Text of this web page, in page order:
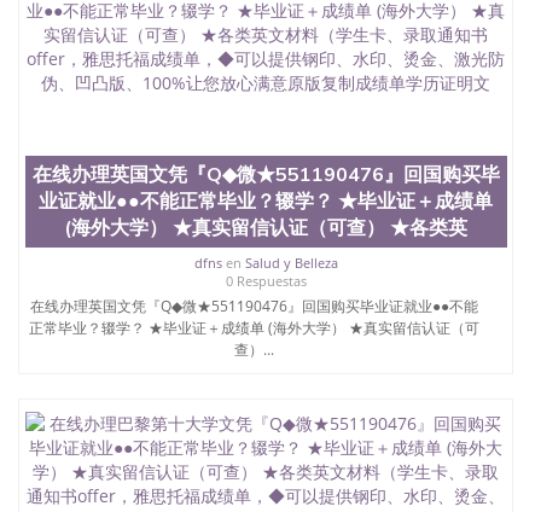
年，简称SJSU，是加州历史悠久的大学之一，也是美
西地区的公立大学之一。位于圣何塞市San Jose中
心，占地154公顷。它是一所位于加利福尼亚州的著
名综合性公立大学，它以极高的就业率，全美名列前
合性大学，每年有来自世界各地的成百上千的海外学
生前往求学。 至今，这是一所在世界上享有学术地
位、声誉、实习机会和影响力的高等教育机构，并获
誉为美国本科教育质量的核心代表。其计算机系与会
计系更是在当今美国大学教学排名中表现优异。其毕
业生大多可以在其所处地域的世界硅谷中心得到工作
机会。许多硅谷公司甚至在学生大三和大四的学期提
供许多相应科系的实习机会。无论是加州大学系统
(UC)，还是加州州立大学系统(CSU), 圣何塞州立大学
都占据着加州所有大学中的地理位置。 圣何塞州立大
地区为全美的重要科技中心。约有学生三万人，超过
134种学士学科和65个硕士学科，并有来自世界60余
国的学生来此就读。其有名的科系如计算机科学，电
子工程学，工商管理学，艺术设计，和航空学等，深
受性肯定及好评；而各种大学部和研究所的商学课程
在线办理英国文凭『Q◆微★551190476』回国购买毕
业证就业●●不能正常毕业？辍学？ ★毕业证＋成绩单
(海外大学） ★真实留信认证（可查） ★各类英
dfnsen Salud y Belleza
0 Respuestas
在线办理英国文凭『Q◆微★551190476』回国购买毕业证就业●●不能
正常毕业？辍学？ ★毕业证＋成绩单 (海外大学） ★真实留信认证（可
查）...